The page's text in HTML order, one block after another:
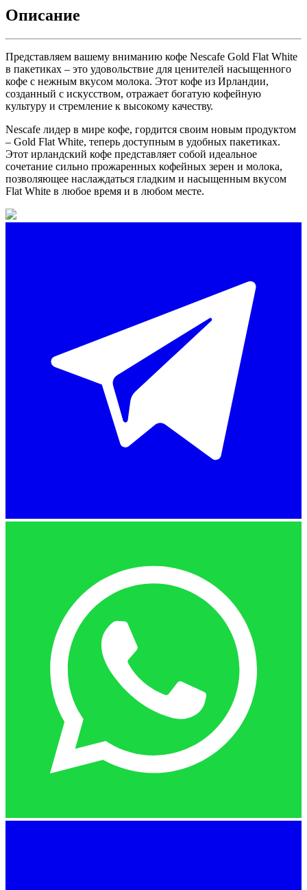
Описание
Представляем вашему вниманию кофе Nescafe Gold Flat White
в пакетиках – это удовольствие для ценителей насыщенного
кофе с нежным вкусом молока. Этот кофе из Ирландии,
созданный с искусством, отражает богатую кофейную
культуру и стремление к высокому качеству.
Nescafe лидер в мире кофе, гордится своим новым продуктом
– Gold Flat White, теперь доступным в удобных пакетиках.
Этот ирландский кофе представляет собой идеальное
сочетание сильно прожаренных кофейных зерен и молока,
позволяющее наслаждаться гладким и насыщенным вкусом
Flat White в любое время и в любом месте.